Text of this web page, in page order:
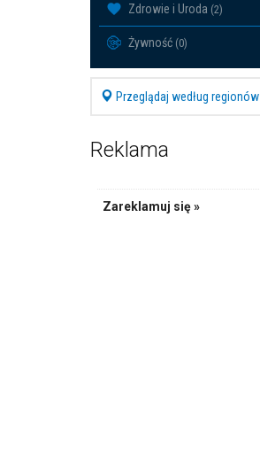
Zdrowie i Uroda (2)
Żywność (0)
Przeglądaj według regionów
Reklama
Zareklamuj się »